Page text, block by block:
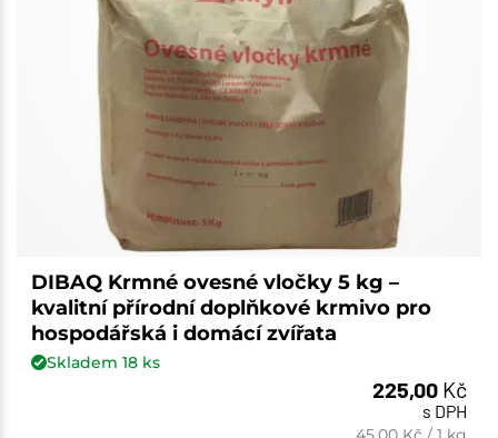
DIBAQ Krmné ovesné vločky 5 kg –
kvalitní přírodní doplňkové krmivo pro
hospodářská i domácí zvířata
Skladem 18ks
225,00 Kč
s DPH